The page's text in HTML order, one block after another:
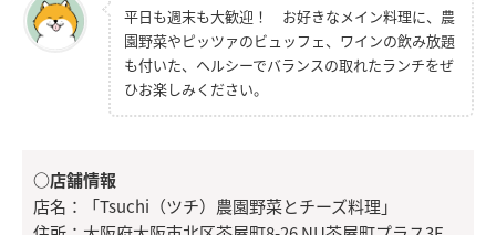
平日も週末も大歓迎！ お好きなメイン料理に、農
園野菜やピッツァのビュッフェ、ワインの飲み放題
も付いた、ヘルシーでバランスの取れたランチをぜ
ひお楽しみください。
○店舗情報
店名：「Tsuchi（ツチ）農園野菜とチーズ料理」